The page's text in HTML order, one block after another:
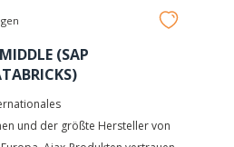
(SAP
und der größte Hersteller von